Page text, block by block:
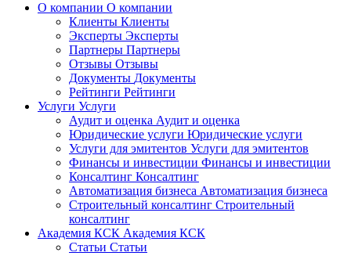
О компании О компании
Клиенты Клиенты
Эксперты Эксперты
Партнеры Партнеры
Отзывы Отзывы
Документы Документы
Рейтинги Рейтинги
Услуги Услуги
Аудит и оценка Аудит и оценка
Юридические услуги Юридические услуги
Услуги для эмитентов Услуги для эмитентов
Финансы и инвестиции Финансы и инвестиции
Консалтинг Консалтинг
Автоматизация бизнеса Автоматизация бизнеса
Строительный консалтинг Строительный
консалтинг
Академия КСК Академия КСК
Статьи Статьи